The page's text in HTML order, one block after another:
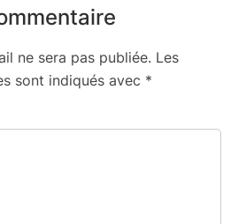
ne sera pas publiée. Les
sont indiqués avec *